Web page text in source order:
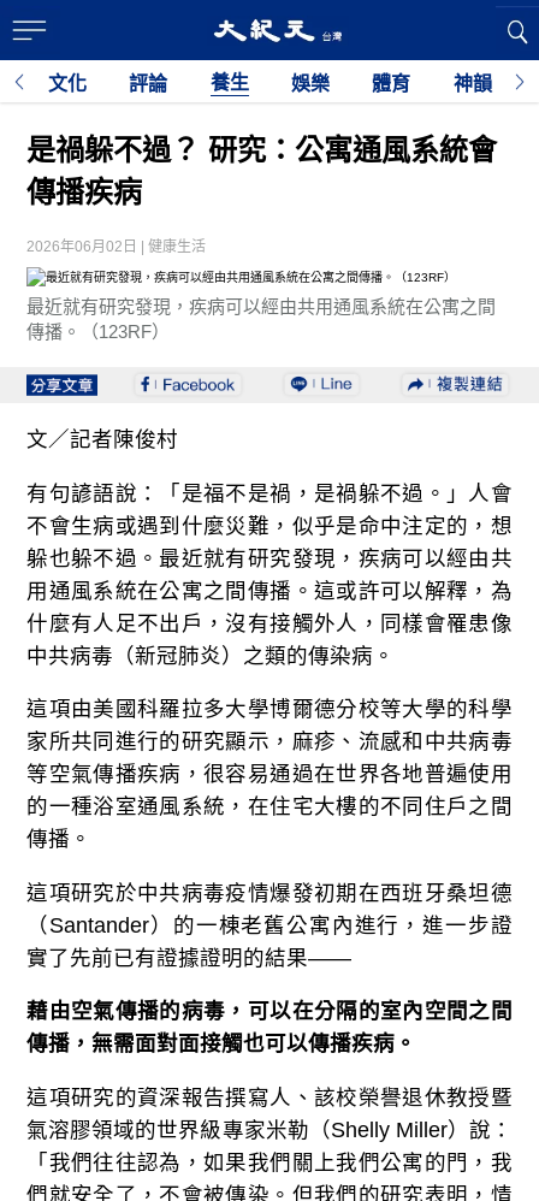
文化 評論 養生 娛樂 體育 神韻 利
是禍躲不過？ 研究：公寓通風系統會
傳播疾病
2026年06月02日 | 健康生活
最近就有研究發現，疾病可以經由共用通風系統在公寓之間
傳播。（123RF）
文／記者陳俊村
有句諺語說：「是福不是禍，是禍躲不過。」人會
不會生病或遇到什麼災難，似乎是命中注定的，想
躲也躲不過。最近就有研究發現，疾病可以經由共
用通風系統在公寓之間傳播。這或許可以解釋，為
什麼有人足不出戶，沒有接觸外人，同樣會罹患像
中共病毒（新冠肺炎）之類的傳染病。
這項由美國科羅拉多大學博爾德分校等大學的科學
家所共同進行的研究顯示，麻疹、流感和中共病毒
等空氣傳播疾病，很容易通過在世界各地普遍使用
的一種浴室通風系統，在住宅大樓的不同住戶之間
傳播。
這項研究於中共病毒疫情爆發初期在西班牙桑坦德
（Santander）的一棟老舊公寓內進行，進一步證
實了先前已有證據證明的結果——
藉由空氣傳播的病毒，可以在分隔的室內空間之間
傳播，無需面對面接觸也可以傳播疾病。
這項研究的資深報告撰寫人、該校榮譽退休教授暨
氣溶膠領域的世界級專家米勒（Shelly Miller）說：
「我們往往認為，如果我們關上我們公寓的門，我
們就安全了，不會被傳染。但我們的研究表明，情